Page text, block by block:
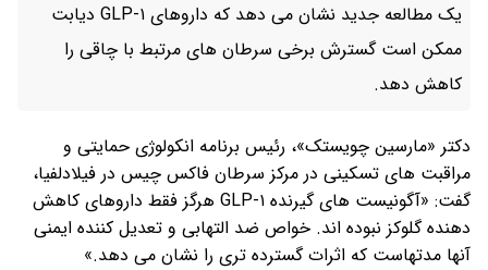
یک مطالعه جدید نشان می دهد که داروهای GLP-۱ دیابت
ممکن است گسترش برخی سرطان های مرتبط با چاقی را
کاهش دهد.
دکتر «مارسین چویستک»، رئیس برنامه انکولوژی حمایتی و
مراقبت های تسکینی در مرکز سرطان فاکس چیس در فیلادلفیا،
گفت: «آگونیست های گیرنده GLP-۱ هرگز فقط داروهای کاهش
دهنده گلوکز نبوده اند. خواص ضد التهابی و تعدیل کننده ایمنی
آنها مدتهاست که اثرات گسترده تری را نشان می دهد.»